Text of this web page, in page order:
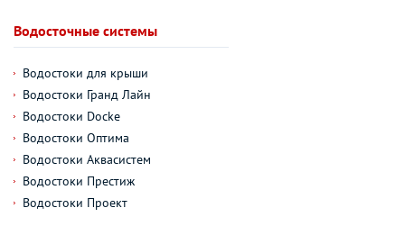
Водосточные системы
Водостоки для крыши
Водостоки Гранд Лайн
Водостоки Docke
Водостоки Оптима
Водостоки Аквасистем
Водостоки Престиж
Водостоки Проект